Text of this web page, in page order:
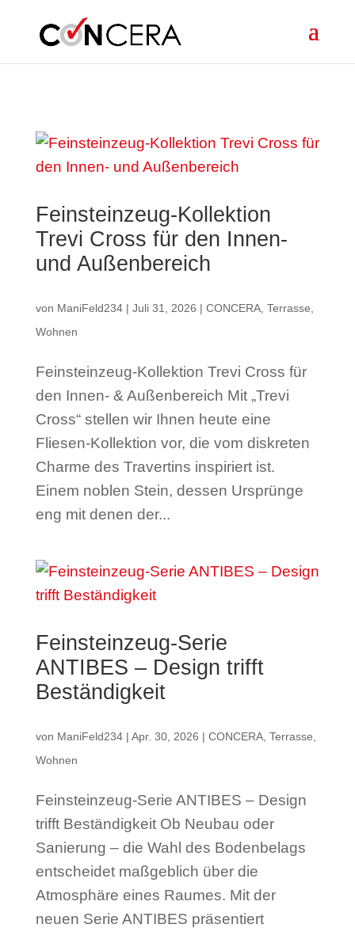
Feinsteinzeug-Kollektion
Trevi Cross für den Innen-
und Außenbereich
von ManiFeld234| Juli 31, 2026 | CONCERA, Terrasse
Wohnen
Feinsteinzeug-Kollektion Trevi Cross für
den Innen- & Außenbereich Mit „Trevi
Cross“ stellen wir Ihnen heute eine
Fliesen-Kollektion vor, die vom diskreten
Charme des Travertins inspiriert ist.
Einem noblen Stein, dessen Ursprünge
eng mit denen der...
Feinsteinzeug-Serie
ANTIBES – Design trifft
Beständigkeit
von ManiFeld234| Apr. 30, 2026 | CONCERA, Terrasse
Wohnen
Feinsteinzeug-Serie ANTIBES – Design
trifft Beständigkeit­ Ob Neubau oder
Sanierung – die Wahl des Bodenbelags
entscheidet maßgeblich über die
Atmosphäre eines Raumes. Mit der
neuen Serie ANTIBES präsentiert